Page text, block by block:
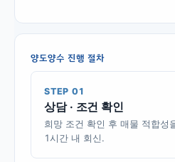
양도양수 진행 절차
STEP 01
상담 · 조건 확인
희망 조건 확인 후 매물 적합성
1시간 내 회신.